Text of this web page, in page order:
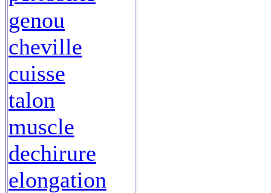
genou
cheville
cuisse
talon
muscle
dechirure
elongation